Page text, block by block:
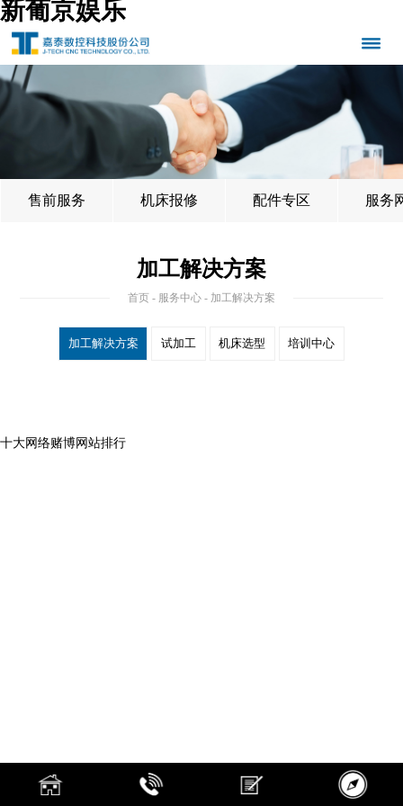
新葡京娱乐
售前服务 机床报修 配件专区 服务
加工解决方案
首页 - 服务中心 - 加工解决方案
加工解决方案 试加工 机床选型 培训中心
十大网络赌博网站排行